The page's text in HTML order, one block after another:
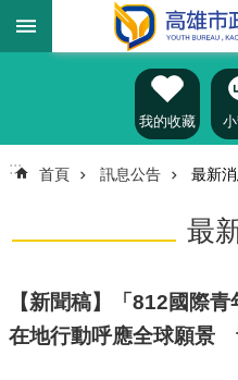
跳到主要內容區塊
識
訊
息
我的收藏
::: 首頁 訊息公告 最新
最
【新聞稿】「812國際
在地行動呼應全球願景